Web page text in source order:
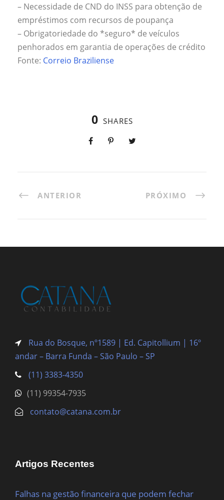
– Necessidade de CND do INSS para obtenção de
empréstimos com recursos de poupança
– Obrigatoriedade do *seguro* de veículos
penhorados em garantia de operações de crédito
Fonte: Correio Braziliense
0 SHARES
ANTERIOR PRÓXIMO
Rua do Bosque, nº1589 | Ed. Capitollium | 16º
andar – Barra Funda – São Paulo – SP
(11) 3383-4350
(11) 99354-7935
contato@catana.com.br
Artigos Recentes
Falhas na gestão financeira que podem fechar